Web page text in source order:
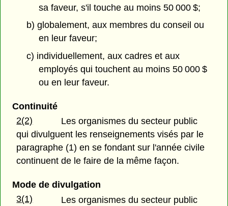
sa faveur, s'il touche au moins 50 000 $;
b) globalement, aux membres du conseil ou
en leur faveur;
c) individuellement, aux cadres et aux
employés qui touchent au moins 50 000 $
ou en leur faveur.
Continuité
2(2)
Les organismes du secteur public
qui divulguent les renseignements visés par le
paragraphe (1) en se fondant sur l'année civile
continuent de le faire de la même façon.
Mode de divulgation
3(1)
Les organismes du secteur public